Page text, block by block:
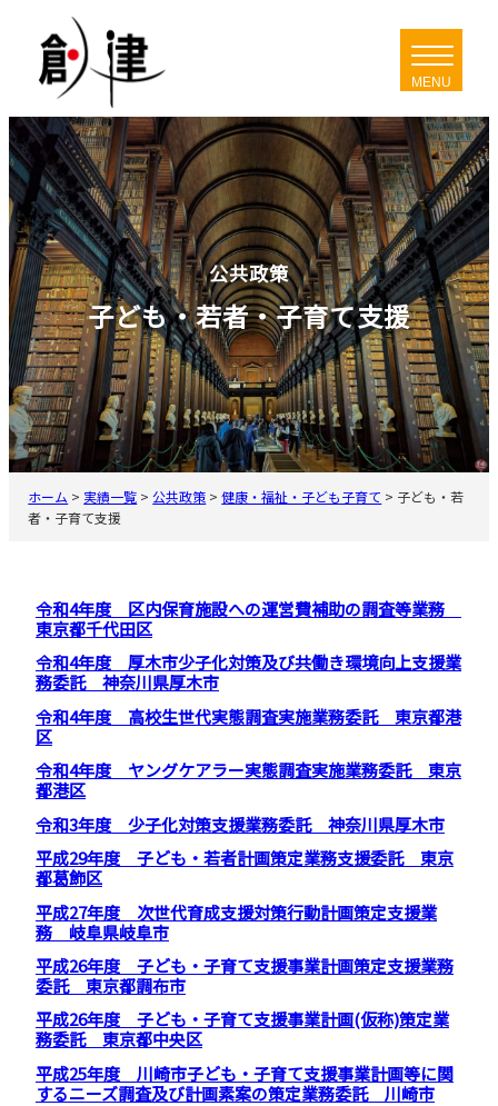
キ
ッ
プ
子ども・若者・子育て支援
公共政策
ホーム > 実績一覧 >公共政策 >健康・福祉・子ども子育て > 子ども・若
者・子育て支援
令和4年度 区内保育施設への運営費補助の調査等業務
東京都千代田区
令和4年度 厚木市少子化対策及び共働き環境向上支援業
務委託 神奈川県厚木市
令和4年度 高校生世代実態調査実施業務委託 東京都港
区
令和4年度 ヤングケアラー実態調査実施業務委託 東京
都港区
令和3年度 少子化対策支援業務委託 神奈川県厚木市
平成29年度 子ども・若者計画策定業務支援委託 東京
都葛飾区
平成27年度 次世代育成支援対策行動計画策定支援業
務 岐阜県岐阜市
平成26年度 子ども・子育て支援事業計画策定支援業務
委託 東京都調布市
平成26年度 子ども・子育て支援事業計画(仮称)策定業
務委託 東京都中央区
平成25年度 川崎市子ども・子育て支援事業計画等に関
するニーズ調査及び計画素案の策定業務委託 川崎市